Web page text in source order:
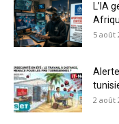
L’IA
5 août
2 août